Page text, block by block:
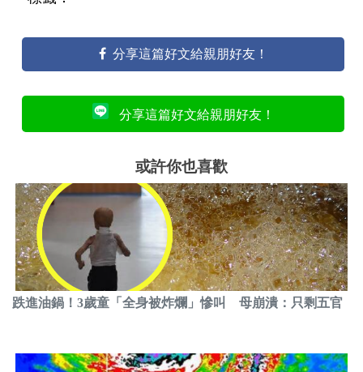
分享這篇好文給親朋好友！
分享這篇好文給親朋好友！
或許你也喜歡
跌進油鍋！3歲童「全身被炸爛」慘叫 母崩潰：只剩五官